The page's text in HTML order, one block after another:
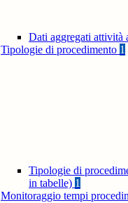
Dati aggregati attività
Tipologie di procedimento 1
Tipologie di
in tabelle) 1
Monitoraggio tempi